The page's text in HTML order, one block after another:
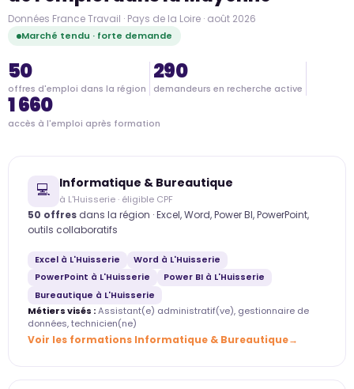
Données France Travail · Pays de la Loire · août 2026
Marché tendu · forte demande
50
offres d'emploi dans la région
290
demandeurs en recherche active
1 660
accès à l'emploi après formation
💻 Informatique & Bureautique
à L'Huisserie · éligible CPF
50 offres dans la région · Excel, Word, Power BI, PowerPoint,
outils collaboratifs
Excel à L'Huisserie
Word à L'Huisserie
PowerPoint à L'Huisserie
Power BI à L'Huisserie
Bureautique à L'Huisserie
Métiers visés :Assistant(e) administratif(ve), gestionnaire de
données, technicien(ne)
Voir les formations Informatique & Bureautique